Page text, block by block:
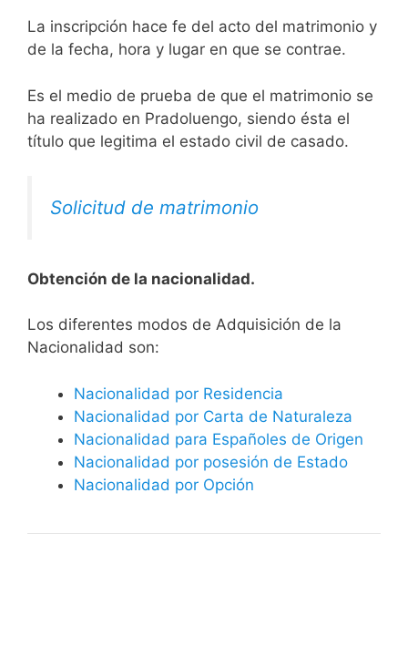
La inscripción hace fe del acto del matrimonio y
de la fecha, hora y lugar en que se contrae.
Es el medio de prueba de que el matrimonio se
ha realizado en Pradoluengo, siendo ésta el
título que legitima el estado civil de casado.
Solicitud de matrimonio
Obtención de la nacionalidad.
​​​Los diferentes modos de Adquisición de la
Nacionalidad son:
Nacionalidad por Residencia
Nacionalidad por Carta de Naturaleza
Nacionalidad para Españoles de Origen
Nacionalidad por posesión de Estado
Nacionalidad por Opción